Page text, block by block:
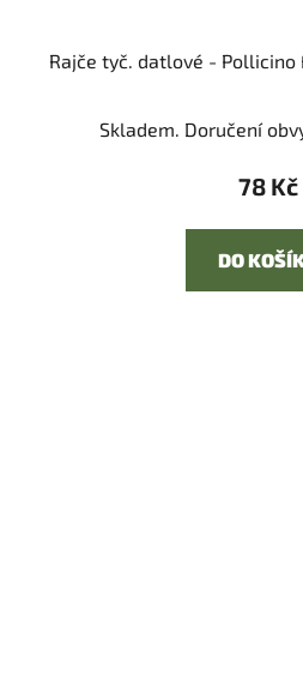
Rajče tyč. datlové - Pollicino
Skladem. Doručení
78 Kč
DO